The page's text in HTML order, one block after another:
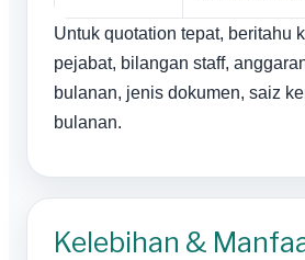
Untuk quotation tepat, beritahu
pejabat, bilangan staff,
bulanan, jenis dokumen, saiz
bulanan.
Kelebihan &